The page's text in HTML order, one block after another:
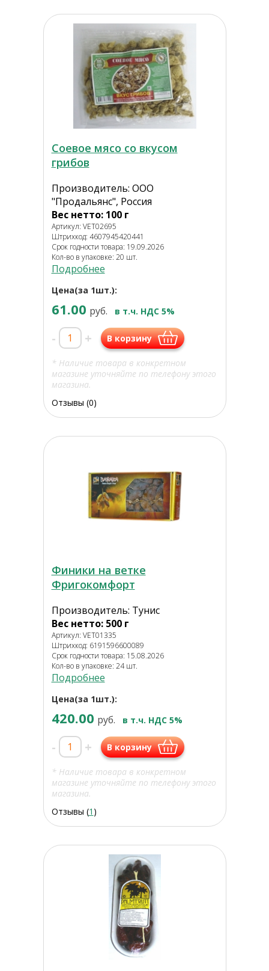
Соевое мясо со вкусом
грибов
Производитель: ООО
"Продальянс", Россия
Вес нетто: 100 г
Артикул: VET02695
Штрихкод: 4607945420441
Срок годности товара: 19.09.2026
Кол-во в упаковке: 20 шт.
Подробнее
Цена(за 1шт.):
61.00 руб. в т.ч. НДС 5%
- + В корзину
* Наличие товара в конкретном
магазине уточняйте по телефону этого
магазина.
Отзывы (0)
Финики на ветке
Фригокомфорт
Производитель: Тунис
Вес нетто: 500 г
Артикул: VET01335
Штрихкод: 6191596600089
Срок годности товара: 15.08.2026
Кол-во в упаковке: 24 шт.
Подробнее
Цена(за 1шт.):
420.00 руб. в т.ч. НДС 5%
- + В корзину
* Наличие товара в конкретном
магазине уточняйте по телефону этого
магазина.
Отзывы (1 )